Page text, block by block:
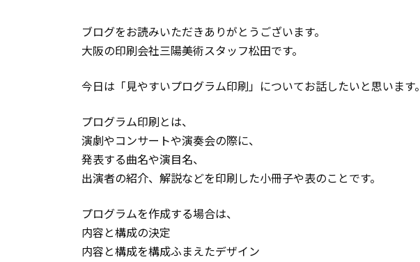
ブログをお読みいただきありがとうございます。
大阪の印刷会社三陽美術スタッフ松田です。
今日は「見やすいプログラム印刷」についてお話したいと思います。
プログラム印刷とは、
演劇やコンサートや演奏会の際に、
発表する曲名や演目名、
出演者の紹介、解説などを印刷した小冊子や表のことです。
プログラムを作成する場合は、
内容と構成の決定
内容と構成を構成ふまえたデザイン